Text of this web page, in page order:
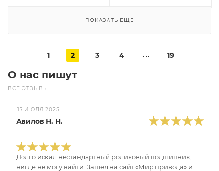
ПОКАЗАТЬ ЕЩЕ
1 2 3 4 19
О нас пишут
ВСЕ ОТЗЫВЫ
17 ИЮЛЯ 2025
Авилов Н. Н.
Долго искал нестандартный роликовый подшипник,
нигде не могу найти. Зашел на сайт «Мир привода» и